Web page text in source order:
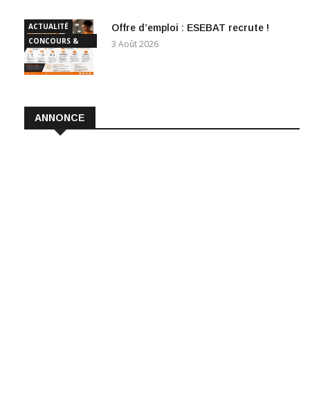
ACTUALITÉ
CONCOURS &
EMPLOI
Offre d’emploi : ESEBAT recrute !
3 Août 2026
ANNONCE